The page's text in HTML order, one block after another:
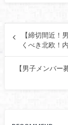
【締切間近！
くべき北欧！
【男子メンバ